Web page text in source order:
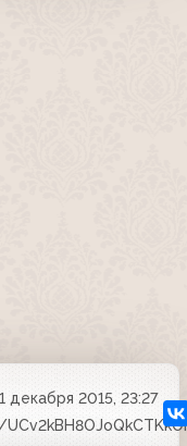
1 декабря 2015, 23:27